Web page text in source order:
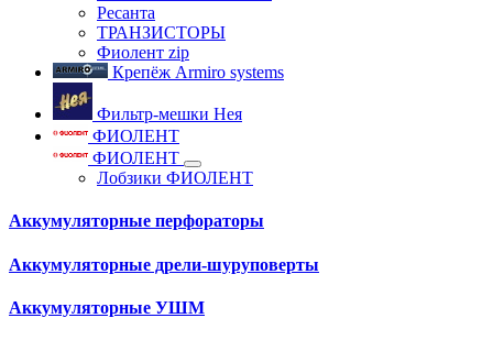
Ресанта
ТРАНЗИСТОРЫ
Фиолент zip
Крепёж Armiro systems
Фильтр-мешки Нея
ФИОЛЕНТ
ФИОЛЕНТ
Лобзики ФИОЛЕНТ
Аккумуляторные перфораторы
Аккумуляторные дрели-шуруповерты
Аккумуляторные УШМ